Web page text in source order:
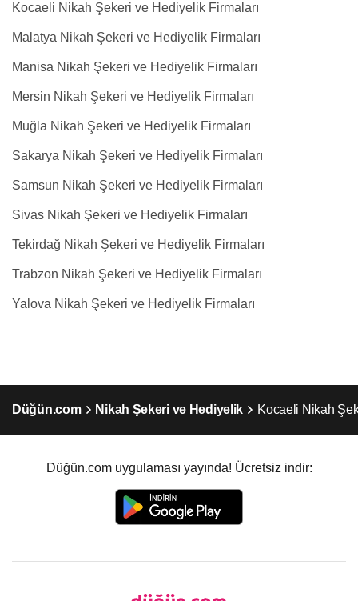
Kocaeli Nikah Şekeri ve Hediyelik Firmaları
Malatya Nikah Şekeri ve Hediyelik Firmaları
Manisa Nikah Şekeri ve Hediyelik Firmaları
Mersin Nikah Şekeri ve Hediyelik Firmaları
Muğla Nikah Şekeri ve Hediyelik Firmaları
Sakarya Nikah Şekeri ve Hediyelik Firmaları
Samsun Nikah Şekeri ve Hediyelik Firmaları
Sivas Nikah Şekeri ve Hediyelik Firmaları
Tekirdağ Nikah Şekeri ve Hediyelik Firmaları
Trabzon Nikah Şekeri ve Hediyelik Firmaları
Yalova Nikah Şekeri ve Hediyelik Firmaları
Düğün.com Nikah Şekeri ve Hediyelik Kocaeli Nikah
Düğün.com uygulaması yayında! Ücretsiz indir: